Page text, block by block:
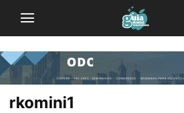
rkomini1